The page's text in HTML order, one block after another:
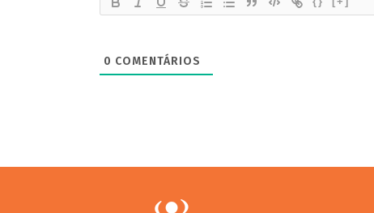
0 COMENTÁRIOS